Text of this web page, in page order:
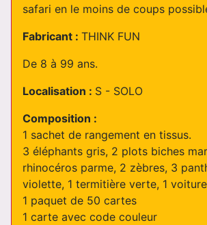
safari en le moins de coups
Fabricant : THINK FUN
De 8 à 99 ans.
Localisation : S - SOLO
Composition :
1 sachet de rangement en tissus.
3 éléphants gris, 2 plots biches
rhinocéros parme, 2 zèbres, 3
violette, 1 termitière verte, 1
1 paquet de 50 cartes
1 carte avec code couleur